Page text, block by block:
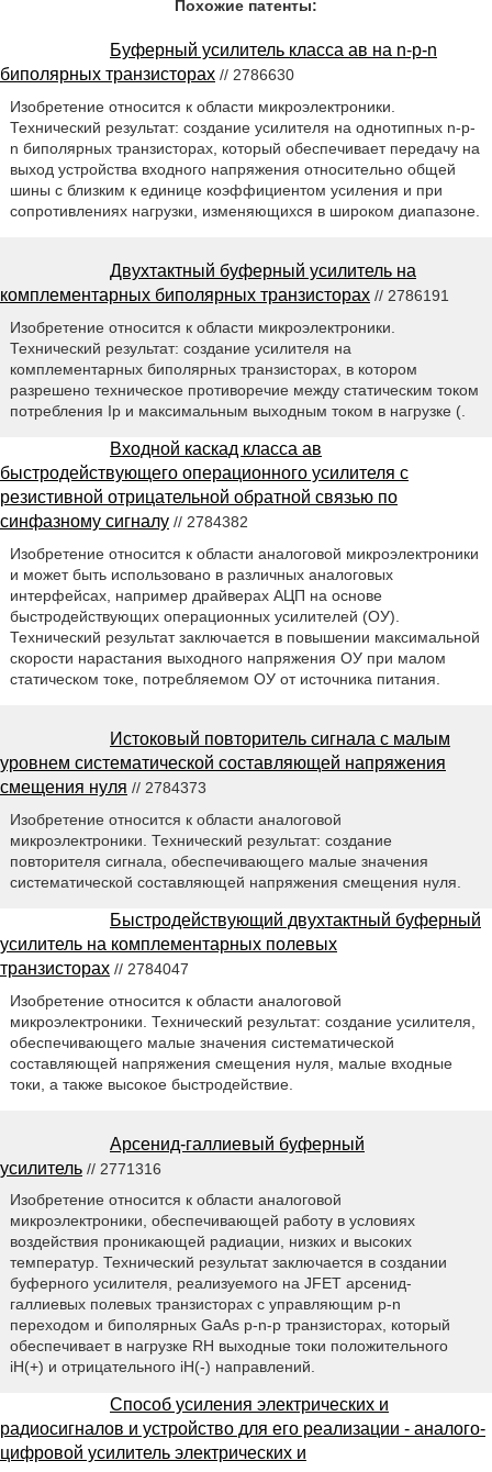
Похожие патенты:
Буферный усилитель класса ав на n-p-n
биполярных транзисторах // 2786630
Изобретение относится к области микроэлектроники.
Технический результат: создание усилителя на однотипных n-p-
n биполярных транзисторах, который обеспечивает передачу на
выход устройства входного напряжения относительно общей
шины с близким к единице коэффициентом усиления и при
сопротивлениях нагрузки, изменяющихся в широком диапазоне.
Двухтактный буферный усилитель на
комплементарных биполярных транзисторах // 2786191
Изобретение относится к области микроэлектроники.
Технический результат: создание усилителя на
комплементарных биполярных транзисторах, в котором
разрешено техническое противоречие между статическим током
потребления Ip и максимальным выходным током в нагрузке (.
Входной каскад класса ав
быстродействующего операционного усилителя с
резистивной отрицательной обратной связью по
синфазному сигналу // 2784382
Изобретение относится к области аналоговой микроэлектроники
и может быть использовано в различных аналоговых
интерфейсах, например драйверах АЦП на основе
быстродействующих операционных усилителей (ОУ).
Технический результат заключается в повышении максимальной
скорости нарастания выходного напряжения ОУ при малом
статическом токе, потребляемом ОУ от источника питания.
Истоковый повторитель сигнала с малым
уровнем систематической составляющей напряжения
смещения нуля // 2784373
Изобретение относится к области аналоговой
микроэлектроники. Технический результат: создание
повторителя сигнала, обеспечивающего малые значения
систематической составляющей напряжения смещения нуля.
Быстродействующий двухтактный буферный
усилитель на комплементарных полевых
транзисторах // 2784047
Изобретение относится к области аналоговой
микроэлектроники. Технический результат: создание усилителя,
обеспечивающего малые значения систематической
составляющей напряжения смещения нуля, малые входные
токи, а также высокое быстродействие.
Арсенид-галлиевый буферный
усилитель // 2771316
Изобретение относится к области аналоговой
микроэлектроники, обеспечивающей работу в условиях
воздействия проникающей радиации, низких и высоких
температур. Технический результат заключается в создании
буферного усилителя, реализуемого на JFET арсенид-
галлиевых полевых транзисторах с управляющим р-n
переходом и биполярных GaAs р-n-р транзисторах, который
обеспечивает в нагрузке RH выходные токи положительного
iH(+) и отрицательного iH(-) направлений.
Способ усиления электрических и
радиосигналов и устройство для его реализации - аналого-
цифровой усилитель электрических и